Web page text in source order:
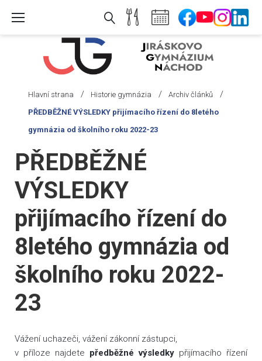
Hlavní strana / Historie gymnázia / Archiv článků /
PŘEDBĚŽNÉ VÝSLEDKY přijímacího řízení do 8letého
gymnázia od školního roku 2022-23
PŘEDBĚŽNÉ
VÝSLEDKY
přijímacího řízení do
8letého gymnázia od
školního roku 2022-
23
Vážení uchazeči, vážení zákonní zástupci,
v příloze najdete předběžné výsledky přijímacího řízení